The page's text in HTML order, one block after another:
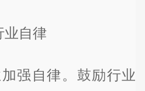
自律
自律。鼓励行业